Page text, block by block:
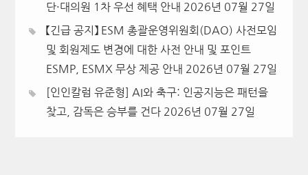
단·대의원 1차 우선 혜택 안내 2026년 07월 27일
【긴급 공지】 ESM 총괄운영위원회(DAO) 사전모임
및 회원제도 변경에 대한 사전 안내 및 포인트
ESMP, ESMX 무상 제공 안내 2026년 07월 27일
[인인칼럼 유준형] AI와 축구: 인공지능은 패턴을
찾고, 감독은 승부를 건다 2026년 07월 27일